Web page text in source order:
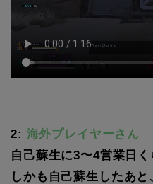
2: 海外プレイヤーさん
自己蘇生に3〜4営業日く
しかも自己蘇生したあ